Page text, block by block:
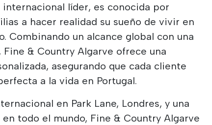
líder, es conocida por
a hacer realidad su sueño de vivir en
Combinando un alcance global con una
& Country Algarve ofrece una
asegurando que cada cliente
a la vida en Portugal.
en Park Lane, Londres, y una
todo el mundo, Fine & Country Algarve